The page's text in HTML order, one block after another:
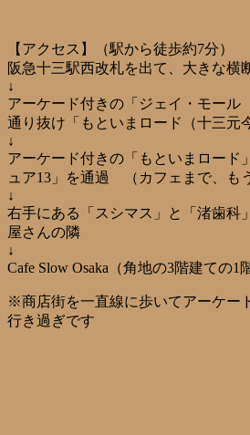
【アクセス】（駅から徒歩約7分）
阪急十三駅西改札を出て、大きな横
↓
アーケード付きの「ジェイ・モール
通り抜け「もといまロード（十三元
↓
アーケード付きの「もといまロード
ュア13」を通過 （カフェまで、も
↓
右手にある「スシマス」と「渚歯科
屋さんの隣
↓
Cafe Slow Osaka（角地の3階建ての1
※商店街を一直線に歩いてアーケー
行き過ぎです